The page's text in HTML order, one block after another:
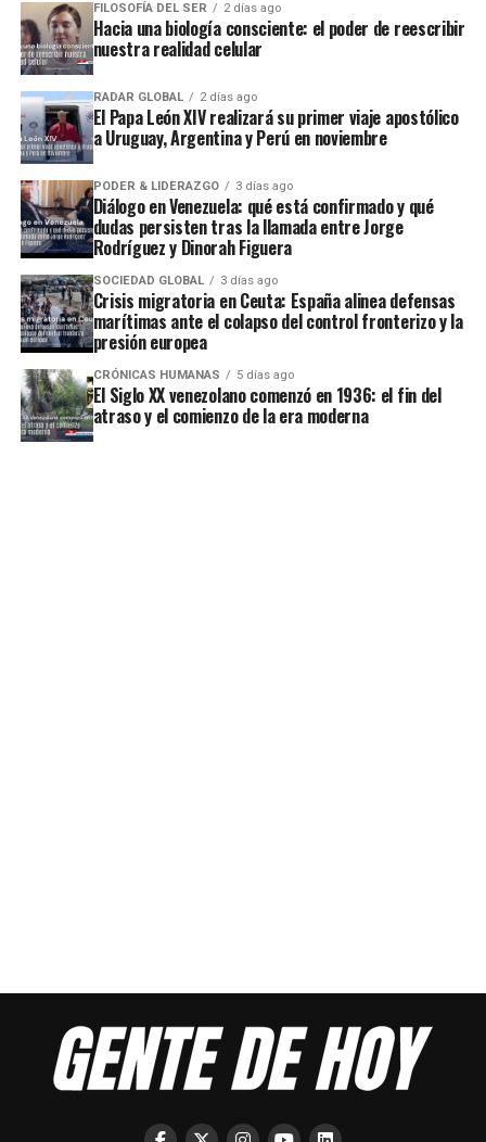
FILOSOFÍA DEL SER 2 días ago
Hacia una biología consciente: el poder de reescribir
nuestra realidad celular
RADAR GLOBAL 2 días ago
El Papa León XIV realizará su primer viaje apostólico
a Uruguay, Argentina y Perú en noviembre
PODER & LIDERAZGO 3 días ago
Diálogo en Venezuela: qué está confirmado y qué
dudas persisten tras la llamada entre Jorge
Rodríguez y Dinorah Figuera
SOCIEDAD GLOBAL 3 días ago
Crisis migratoria en Ceuta: España alinea defensas
marítimas ante el colapso del control fronterizo y la
presión europea
CRÓNICAS HUMANAS 5 días ago
El Siglo XX venezolano comenzó en 1936: el fin del
atraso y el comienzo de la era moderna